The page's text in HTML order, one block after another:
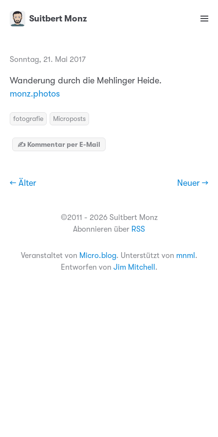
Suitbert Monz
Sonntag, 21. Mai 2017
Wanderung durch die Mehlinger Heide.
monz.photos
fotografie Microposts
✍️ Kommentar per E-Mail
← Älter Neuer →
©2011 - 2026 Suitbert Monz
Abonnieren über RSS
Veranstaltet von Micro.blog. Unterstützt von mnml .
Entworfen von Jim Mitchell .